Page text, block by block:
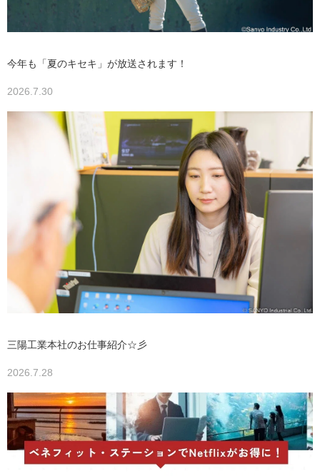
今年も「夏のキセキ」が放送されます！
2026.7.30
三陽工業本社のお仕事紹介☆彡
2026.7.28